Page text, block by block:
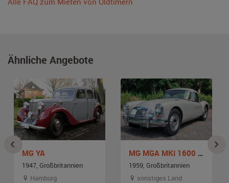
Ähnliche Angebote
MG YA
1947, Großbritannien
Hamburg
MG MGA MKI 1600 Coupe
1959, Großbritannien
sonstiges Land